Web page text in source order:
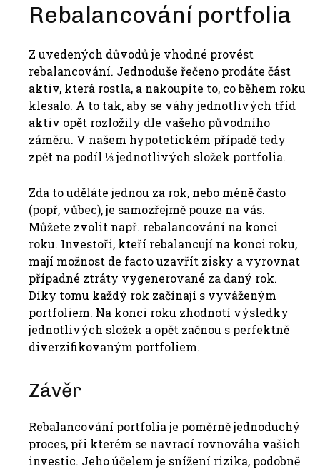
Rebalancování portfolia
Z uvedených důvodů je vhodné provést
rebalancování. Jednoduše řečeno prodáte část
aktiv, která rostla, a nakoupíte to, co během roku
klesalo. A to tak, aby se váhy jednotlivých tříd
aktiv opět rozložily dle vašeho původního
záměru. V našem hypotetickém případě tedy
zpět na podíl ⅓ jednotlivých složek portfolia.
Zda to uděláte jednou za rok, nebo méně často
(popř, vůbec), je samozřejmě pouze na vás.
Můžete zvolit např. rebalancování na konci
roku. Investoři, kteří rebalancují na konci roku,
mají možnost de facto uzavřít zisky a vyrovnat
případné ztráty vygenerované za daný rok.
Díky tomu každý rok začínají s vyváženým
portfoliem. Na konci roku zhodnotí výsledky
jednotlivých složek a opět začnou s perfektně
diverzifikovaným portfoliem.
Závěr
Rebalancování portfolia je poměrně jednoduchý
proces, při kterém se navrací rovnováha vašich
investic. Jeho účelem je snížení rizika, podobně